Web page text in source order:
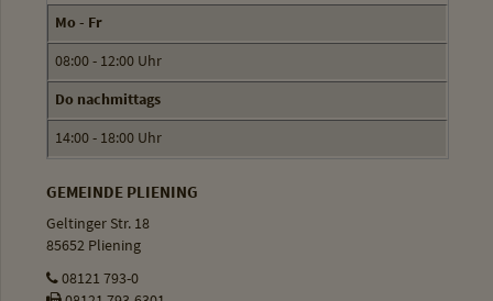
Mo - Fr
08:00 - 12:00 Uhr
Do nachmittags
14:00 - 18:00 Uhr
GEMEINDE PLIENING
Geltinger Str. 18
85652 Pliening
08121 793-0